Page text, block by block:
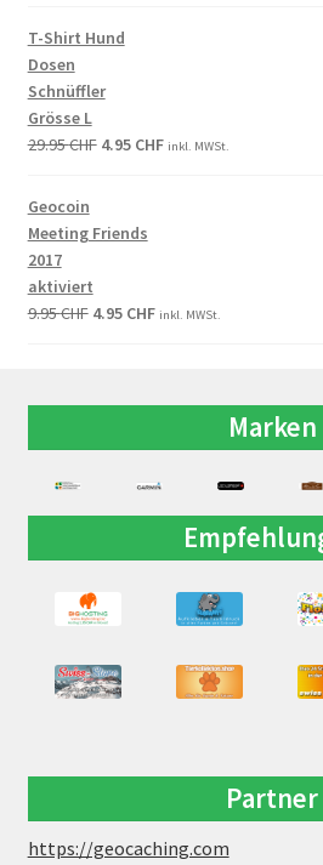
T-Shirt Hund
Dosen
Schnüffler
Grösse L
29.95CHF 4.95 CHF inkl. MWSt.
Geocoin
Meeting Friends
2017
aktiviert
9.95CHF 4.95 CHF inkl. MWSt.
Marken
Partner
https://geocaching.com